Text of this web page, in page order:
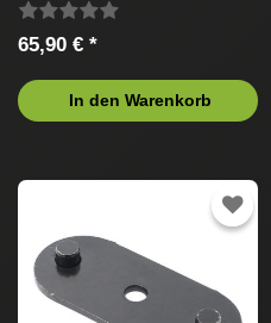
65,90 € *
In den Warenkorb